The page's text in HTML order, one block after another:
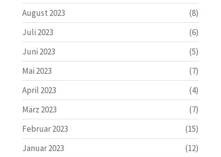
August 2023
(8)
Juli 2023
(6)
Juni 2023
(5)
Mai 2023
(7)
April 2023
(4)
März 2023
(7)
Februar 2023
(15)
Januar 2023
(12)